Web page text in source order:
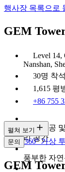
행사장 목록으로
GEM
Level 14,
Nanshan,
30명 착
1,615 평
+86 755
다과 제공
리 공간
풍부한 자
펼쳐 보기
문의
360° 가상
GEM